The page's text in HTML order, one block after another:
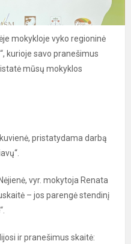
mokykloje vyko regioninė
kurioje savo pranešimus
mūsų mokyklos
pristatydama darbą
vyr. mokytoja Renata
– jos parengė stendinį
ir pranešimus skaitė: